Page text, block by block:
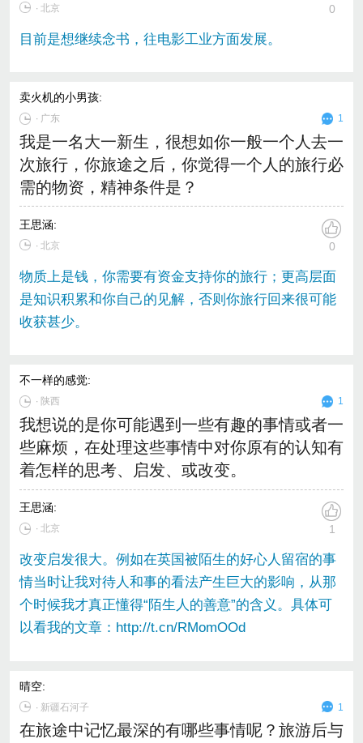
∙ 北京 0
目前是想继续念书，往电影工业方面发展。
卖火机的小男孩:
∙ 广东 1
我是一名大一新生，很想如你一般一个人去一
次旅行，你旅途之后，你觉得一个人的旅行必
需的物资，精神条件是？
王思涵:
∙ 北京 0
物质上是钱，你需要有资金支持你的旅行；更高层面
是知识积累和你自己的见解，否则你旅行回来很可能
收获甚少。
不一样的感觉:
∙ 陕西 1
我想说的是你可能遇到一些有趣的事情或者一
些麻烦，在处理这些事情中对你原有的认知有
着怎样的思考、启发、或改变。
王思涵:
∙ 北京 1
改变启发很大。例如在英国被陌生的好心人留宿的事
情当时让我对待人和事的看法产生巨大的影响，从那
个时候我才真正懂得“陌生人的善意”的含义。具体可
以看我的文章：http://t.cn/RMomOOd
晴空:
∙ 新疆石河子 1
在旅途中记忆最深的有哪些事情呢？旅游后与